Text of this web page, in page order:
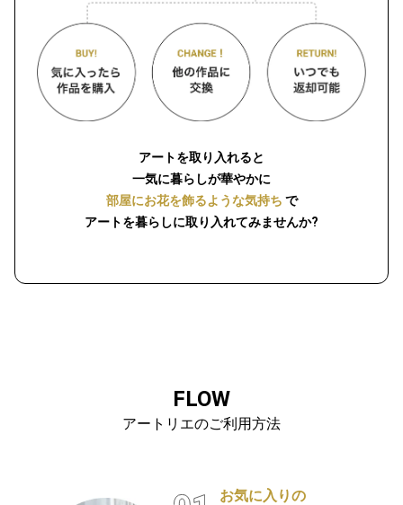
アートを取り入れると
一気に暮らしが華やかに
部屋にお花を飾るような気持ち で
アートを暮らしに取り入れてみませんか?
FLOW
アートリエのご利用方法
お気に入りの